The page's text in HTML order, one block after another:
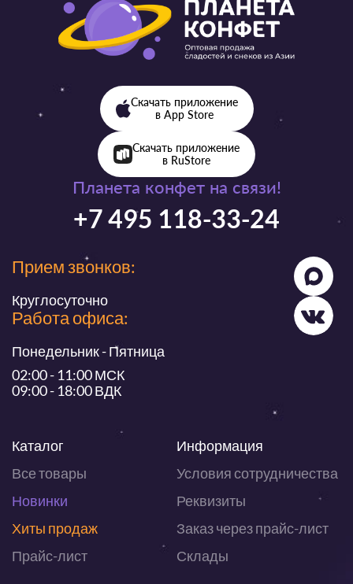
Планета конфет на связи!
+7 495 118-33-24
Прием звонков:
Круглосуточно
Работа офиса:
Понедельник - Пятница
02:00 - 11:00 МСК
09:00 - 18:00 ВДК
Каталог
Все товары
Новинки
Хиты продаж
Прайс-лист
Информация
Условия сотрудничества
Реквизиты
Заказ через прайс-лист
Склады
Скачать приложение
в App Store
Скачать приложение
в RuStore